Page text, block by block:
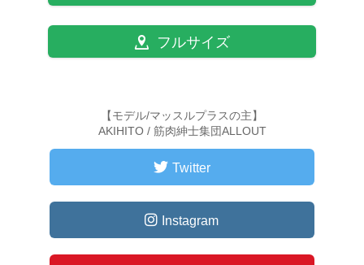
フルサイズ
【モデル/マッスルプラスの主】
AKIHITO / 筋肉紳士集団ALLOUT
Twitter
Instagram